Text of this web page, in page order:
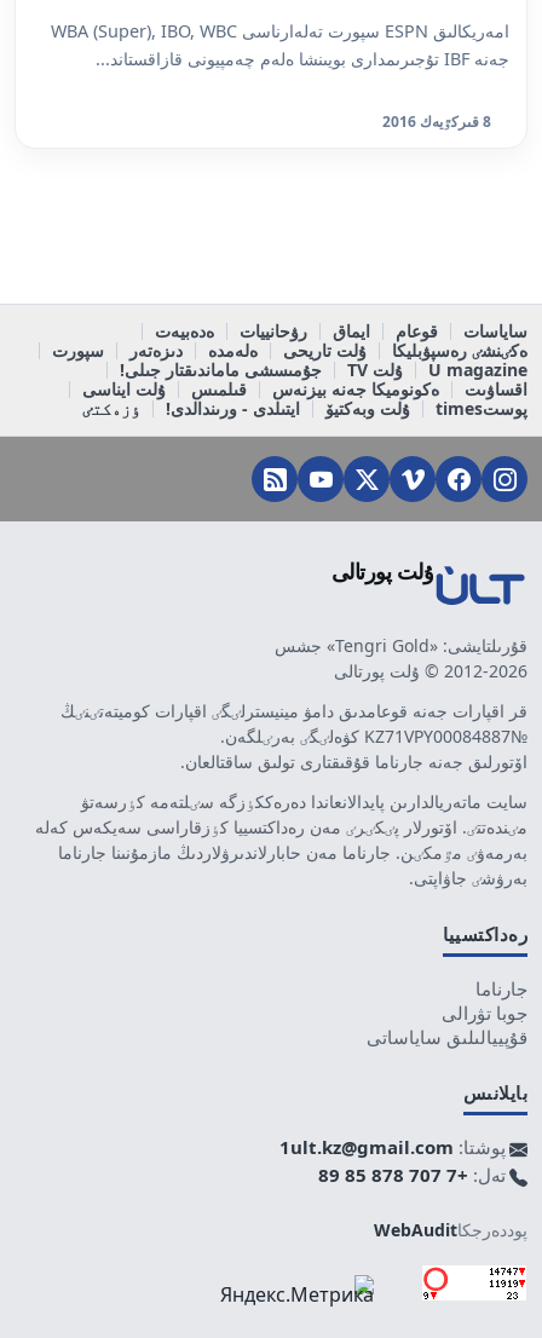
امەريكالىق ESPN سپورت تەلەارناسى WBA (Super), IBO, WBC
جەنە IBF تۇجىرىمدارى بويىنشا ەلەم چەمپيونى قازاقستاند...
8 قىركٷيەك 2016
ساياسات قوعام ايماق رۋحانييات
ەدەبيەت
ەكٸنشٸ رەسپۋبليكا
ۇلت تاريحى ەلەمدە دىزەتەر
سپورت
U magazine
ۇلت TV
جۇمىسشى ماماندىقتار جىلى!
اقساۋىت
ەكونوميكا جەنە بيزنەس قىلمىس
ۇلت ايناسى
پوستtimes
ۇلت وبەكتيۆ ايتىلدى - ورىندالدى! ٶزەكتٸ
ۇلت پورتالى
قۇرىلتايشى: «Tengri Gold» جشس
2012-2026 © ۇلت پورتالى
قر اقپارات جەنە قوعامدىق دامۋ مينيسترلٸگٸ اقپارات كوميتەتٸنٸڭ
№KZ71VPY00084887 كۋەلٸگٸ بەرٸلگەن.
اۆتورلىق جەنە جارناما قۇقىقتارى تولىق ساقتالعان.
سايت ماتەريالدارىن پايدالانعاندا دەرەككٶزگە سٸلتەمە كٶرسەتۋ
مٸندەتتٸ. اۆتورلار پٸكٸرٸ مەن رەداكتسييا كٶزقاراسى سەيكەس كەلە
بەرمەۋٸ مٷمكٸن. جارناما مەن حابارلاندىرۋلاردىڭ مازمۇنىنا جارناما
بەرۋشٸ جاۋاپتى.
رەداكتسييا
جارناما
جوبا تۋرالى
قۇپييالىلىق ساياساتى
بايلانىس
پوشتا: 1ult.kz@gmail.com
تەل: +7 707 878 85 89
پوددەرجكاWebAudit